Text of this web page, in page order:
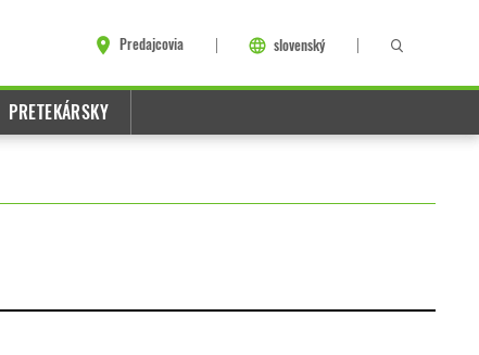
Predajcovia slovenský
PRETEKÁRSKY